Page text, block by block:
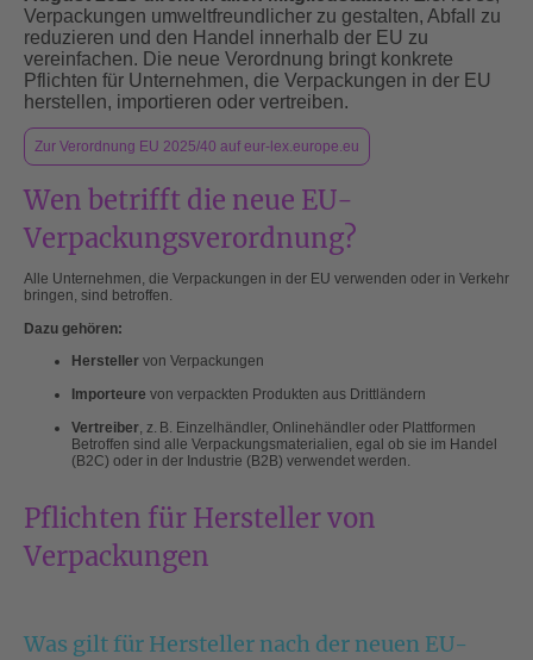
Verpackungen umweltfreundlicher zu gestalten, Abfall zu
reduzieren und den Handel innerhalb der EU zu
vereinfachen. Die neue Verordnung bringt konkrete
Pflichten für Unternehmen, die Verpackungen in der EU
herstellen, importieren oder vertreiben.
Zur Verordnung EU 2025/40 auf eur-lex.europe.eu
Wen betrifft die neue EU-
Verpackungsverordnung?
Alle Unternehmen, die Verpackungen in der EU verwenden oder in Verkehr
bringen, sind betroffen.
Dazu gehören:
Hersteller von Verpackungen
Importeure von verpackten Produkten aus Drittländern
Vertreiber , z. B. Einzelhändler, Onlinehändler oder Plattformen
Betroffen sind alle Verpackungsmaterialien, egal ob sie im Handel
(B2C) oder in der Industrie (B2B) verwendet werden.
Pflichten für Hersteller von
Verpackungen
Was gilt für Hersteller nach der neuen EU-